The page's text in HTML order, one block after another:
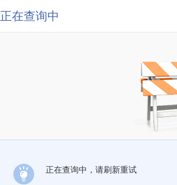
正在查询中
正在查询中，请刷新重试